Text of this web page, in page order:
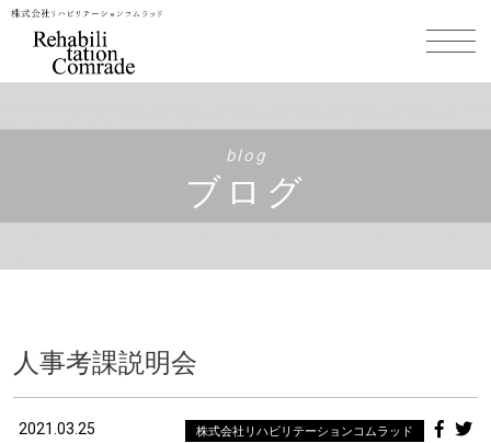
blog
ブログ
人事考課説明会
2021.03.25 株式会社リハビリテーションコムラッド